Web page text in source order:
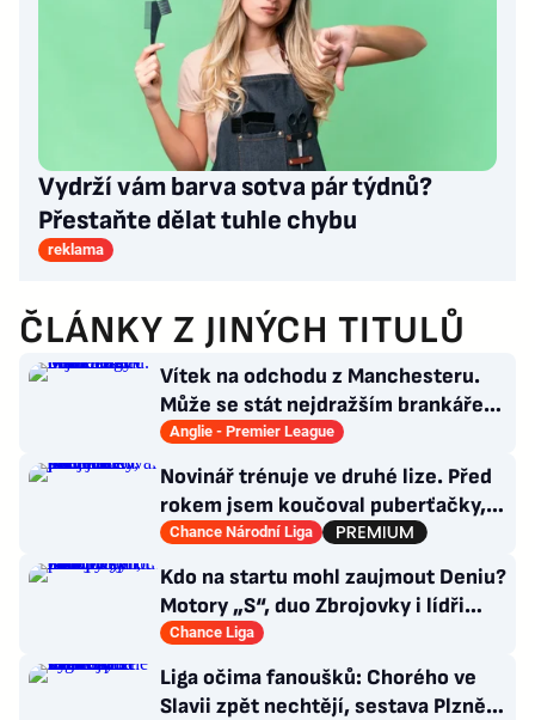
Vydrží vám barva sotva pár týdnů?
Přestaňte dělat tuhle chybu
reklama
ČLÁNKY Z JINÝCH TITULŮ
Vítek na odchodu z Manchesteru.
Může se stát nejdražším brankářem
v historii ligy
Anglie - Premier League
Novinář trénuje ve druhé lize. Před
rokem jsem koučoval puberťačky,
směje se Mathauser
Chance Národní Liga
Kdo na startu mohl zaujmout Deniu?
Motory „S“, duo Zbrojovky i lídři
pohárových zástupců
Chance Liga
Liga očima fanoušků: Chorého ve
Slavii zpět nechtějí, sestava Plzně